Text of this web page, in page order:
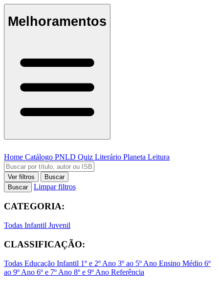
Melhoramentos
Home Catálogo PNLD Quiz Literário Planeta Leitura
Ver filtros
Buscar
Buscar
Limpar filtros
CATEGORIA:
Todas Infantil Juvenil
CLASSIFICAÇÃO:
Todas Educação Infantil 1º e 2º Ano 3º ao 5º Ano Ensino Médio 6º
ao 9º Ano 6º e 7º Ano 8º e 9º Ano Referência